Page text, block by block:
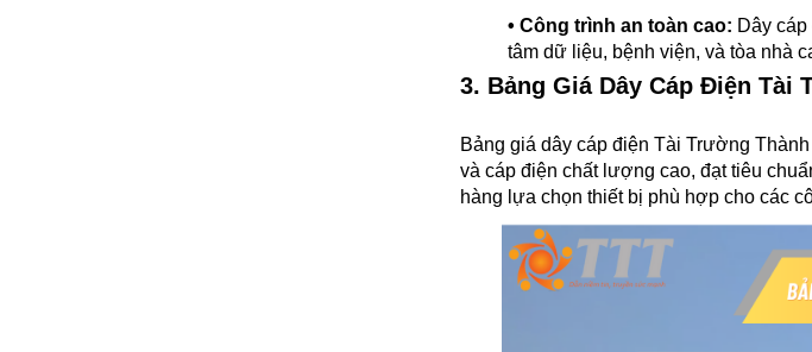
• Công trình an toàn cao: Dây
tâm dữ liệu, bệnh viện, và tòa nhà
3. Bảng Giá Dây Cáp Điện Tài
Bảng giá dây cáp điện Tài Trường
và cáp điện chất lượng cao, đạt tiêu
hàng lựa chọn thiết bị phù hợp cho các